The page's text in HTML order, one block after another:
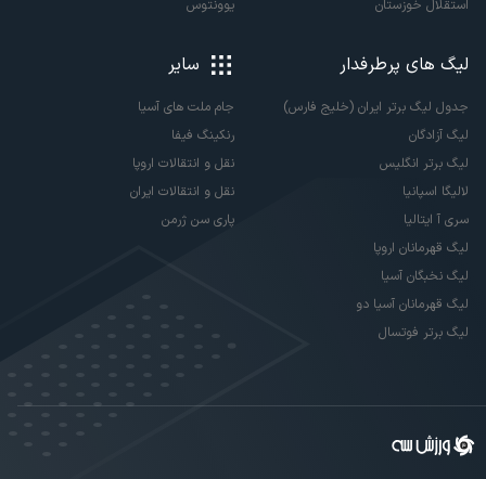
استقلال خوزستان
یوونتوس
لیگ های پرطرفدار
جدول لیگ برتر ایران (خلیج فارس)
لیگ آزادگان
لیگ برتر انگلیس
لالیگا اسپانیا
سری آ ایتالیا
لیگ قهرمانان اروپا
لیگ نخبگان آسیا
لیگ قهرمانان آسیا دو
لیگ برتر فوتسال
سایر
جام ملت های آسیا
رنکینگ فیفا
نقل و انتقالات اروپا
نقل و انتقالات ایران
پاری سن ژرمن